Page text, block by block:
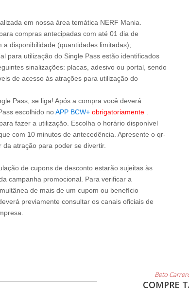
em nossa área temática NERF Mania.
compras antecipadas com até 01 dia de
a disponibilidade (quantidades limitadas);
para utilização do Single Pass estão identificados
sinalizações: placas, adesivo ou portal, sendo
de acesso às atrações para utilização do
Pass, se liga! Após a compra você deverá
escolhido noAPP BCW+ obrigatoriamente
fazer a utilização. Escolha o horário disponível
com 10 minutos de antecedência. Apresente o qr-
atração para poder se divertir.
de cupons de desconto estarão sujeitas às
campanha promocional. Para verificar a
de mais de um cupom ou benefício
previamente consultar os canais oficiais de
Beto
COMPRE